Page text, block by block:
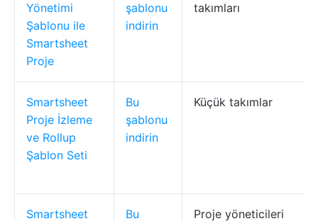
Yönetimi
Şablonu ile
Smartsheet
Proje
şablonu
indirin
takımları
Smartsheet
Proje İzleme
ve Rollup
Şablon Seti
Bu
şablonu
indirin
Küçük takımlar
Smartsheet
Bu
Proje yöneticileri